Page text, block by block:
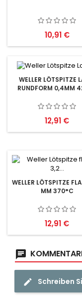
Preis
10,91 €
WELLER LÖTSPITZE
RUNDFORM 0,4MM
Preis
12,91 €
WELLER LÖTSPITZE
MM 370°C
Preis
12,91 €
Schreiben